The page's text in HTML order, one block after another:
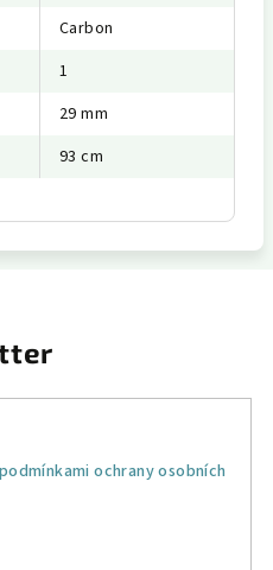
Carbon
1
29 mm
93 cm
podmínkami ochrany osobních